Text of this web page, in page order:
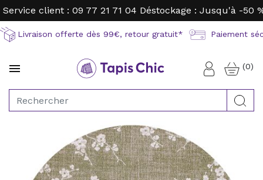
Service client : 09 77 21 71 04 Déstockage : Jusqu'à -50
Livraison offerte dès 99€, retour gratuit* Paiement
 Connexion
(0)